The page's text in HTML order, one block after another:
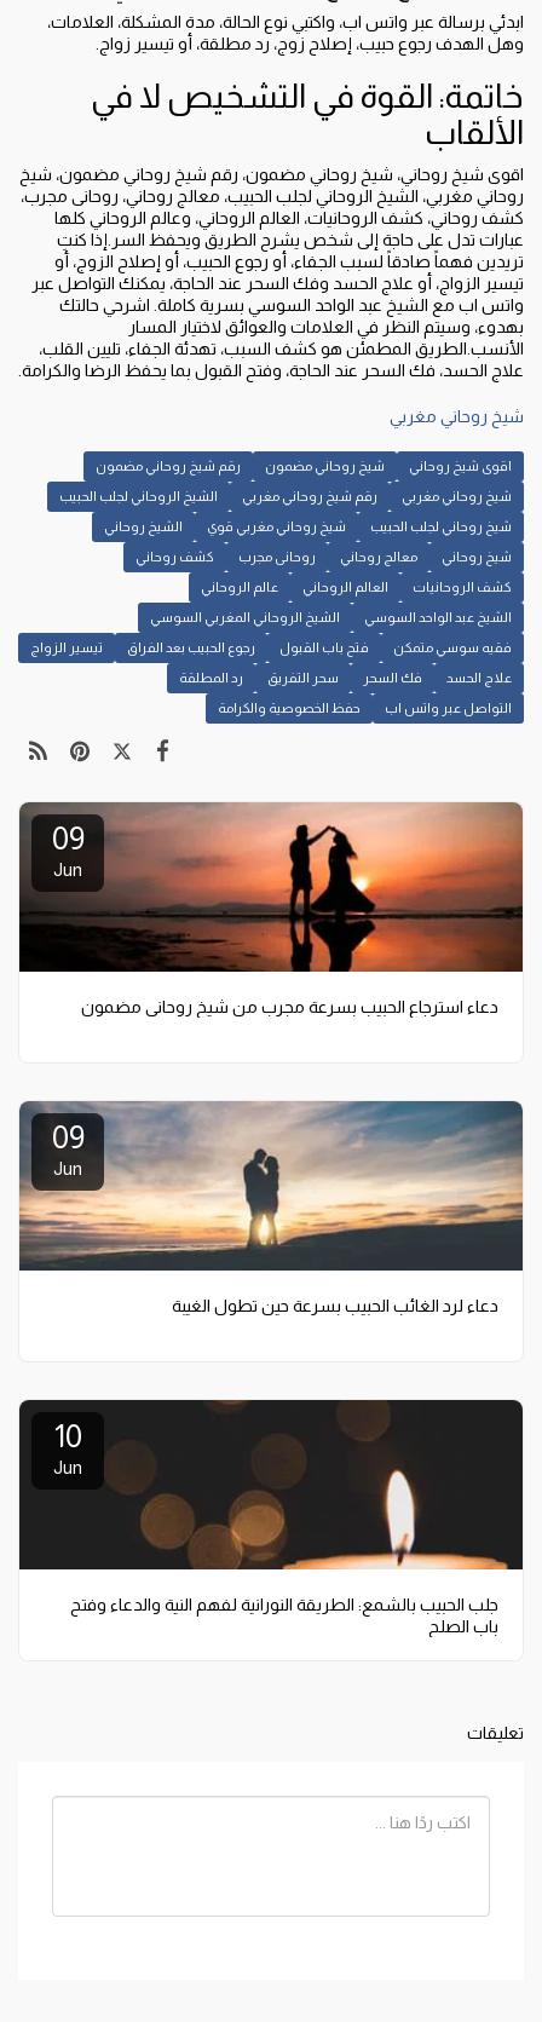
ابدئي برسالة عبر واتس اب، واكتبي نوع الحالة، مدة المشكلة، العلامات،
وهل الهدف رجوع حبيب، إصلاح زوج، رد مطلقة، أو تيسير زواج.
خاتمة: القوة في التشخيص لا في
الألقاب
اقوى شيخ روحاني، شيخ روحاني مضمون، رقم شيخ روحاني مضمون، شيخ
روحاني مغربي، الشيخ الروحاني لجلب الحبيب، معالج روحاني، روحانى مجرب،
كشف روحاني، كشف الروحانيات، العالم الروحاني، وعالم الروحاني كلها
عبارات تدل على حاجة إلى شخص يشرح الطريق ويحفظ السر.إذا كنتِ
تريدين فهماً صادقاً لسبب الجفاء، أو رجوع الحبيب، أو إصلاح الزوج، أو
تيسير الزواج، أو علاج الحسد وفك السحر عند الحاجة، يمكنك التواصل عبر
واتس اب مع الشيخ عبد الواحد السوسي بسرية كاملة. اشرحي حالتك
بهدوء، وسيتم النظر في العلامات والعوائق لاختيار المسار
الأنسب.الطريق المطمئن هو كشف السبب، تهدئة الجفاء، تليين القلب،
علاج الحسد، فك السحر عند الحاجة، وفتح القبول بما يحفظ الرضا والكرامة.
شيخ روحاني مغربي
اقوى شيخ روحاني شيخ روحاني مضمون رقم شيخ روحاني مضمون
شيخ روحاني مغربي رقم شيخ روحاني مغربي الشيخ الروحاني لجلب الحبيب
شيخ روحاني لجلب الحبيب شيخ روحاني مغربي قوي الشيخ روحاني
شيخ روحاني معالج روحاني روحانى مجرب كشف روحاني
كشف الروحانيات العالم الروحاني عالم الروحاني
الشيخ عبد الواحد السوسي الشيخ الروحاني المغربي السوسي
فقيه سوسي متمكن فتح باب القبول رجوع الحبيب بعد الفراق تيسير الزواج
علاج الحسد فك السحر سحر التفريق رد المطلقة
التواصل عبر واتس اب حفظ الخصوصية والكرامة
09
Jun
دعاء استرجاع الحبيب بسرعة مجرب من شيخ روحاني مضمون
09
Jun
دعاء لرد الغائب الحبيب بسرعة حين تطول الغيبة
10
Jun
جلب الحبيب بالشمع: الطريقة النورانية لفهم النية والدعاء وفتح
باب الصلح
تعليقات